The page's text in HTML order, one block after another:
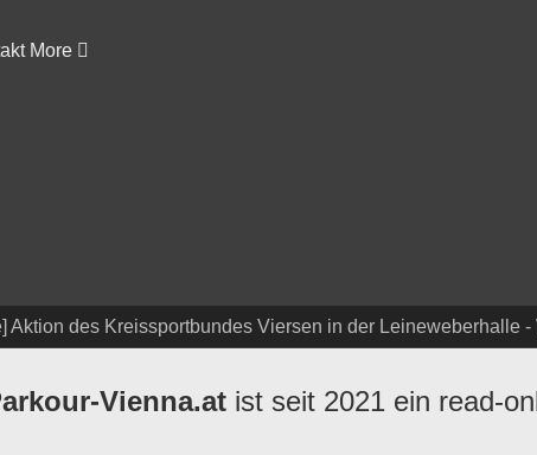
More
Aktion des Kreissportbundes Viersen in der Leineweberhalle
Vienna.at ist seit 2021 ein read-